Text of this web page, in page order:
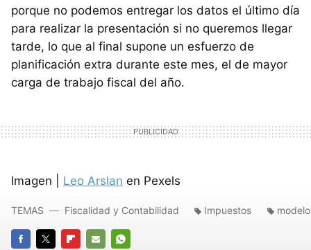
porque no podemos entregar los datos el último día
para realizar la presentación si no queremos llegar
tarde, lo que al final supone un esfuerzo de
planificación extra durante este mes, el de mayor
carga de trabajo fiscal del año.
Imagen | Leo Arslan en Pexels
TEMAS Fiscalidad y Contabilidad Impuestos